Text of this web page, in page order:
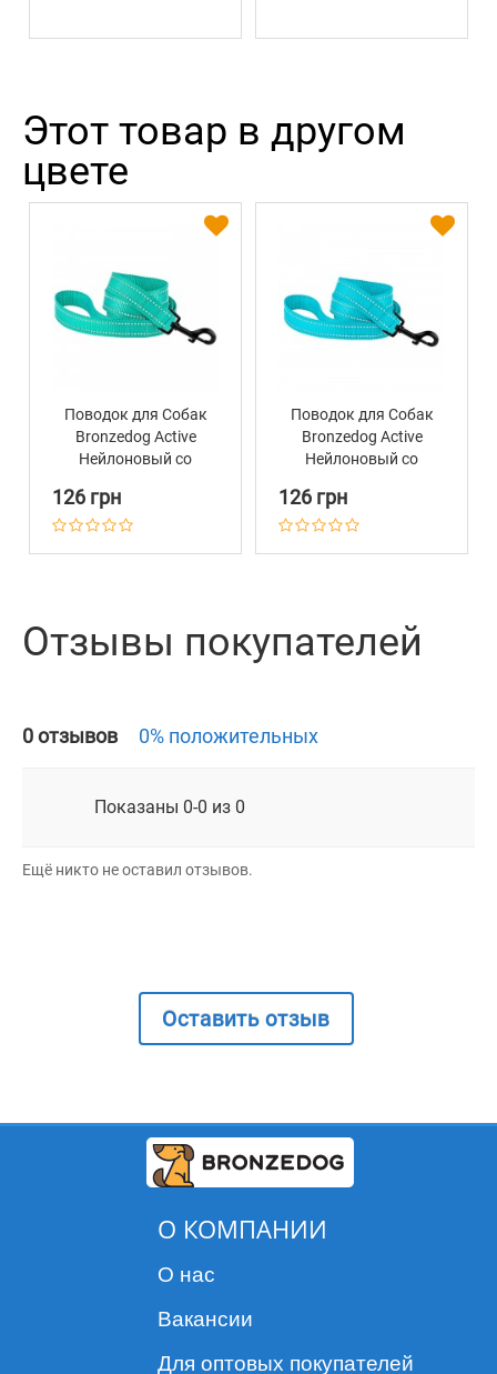
Этот товар в другом
цвете
Поводок для Собак
Bronzedog Active
Нейлоновый со
Ментоловый
126 грн
Поводок для Собак
Bronzedog Active
Нейлоновый со
Голубой
126 грн
Отзывы покупателей
0 отзывов 0% положительных
Показаны 0-0 из 0
Ещё никто не оставил отзывов.
Оставить отзыв
О КОМПАНИИ
О нас
Вакансии
Для оптовых покупателей